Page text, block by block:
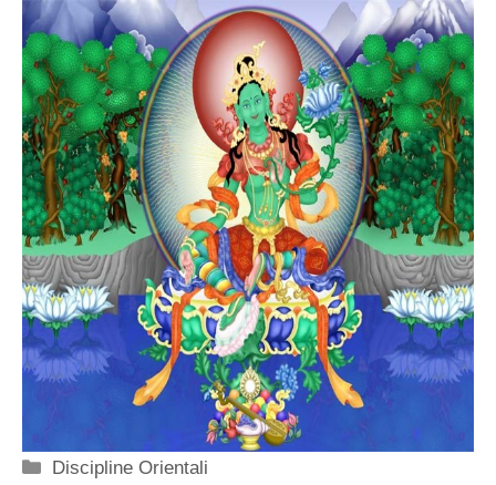
Categorie
Discipline Orientali